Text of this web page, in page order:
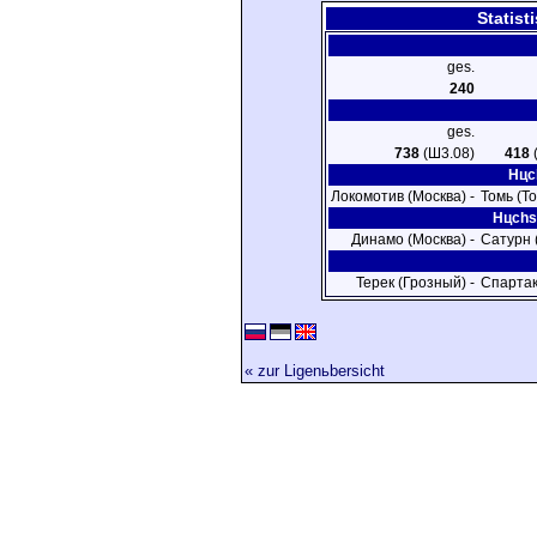
ges.
240
ges.
738 (Ш3.08) 418
Локомотив (Москва) - Томь
Динамо (Москва) - Сатурн
Терек (Грозный) -
« zur Ligenьbersicht